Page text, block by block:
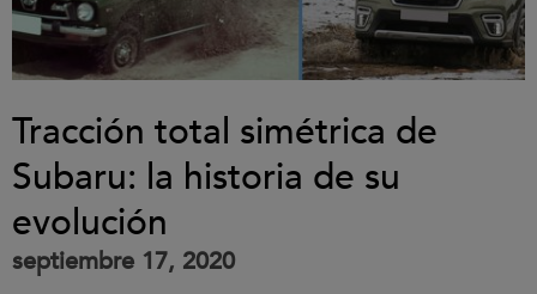
Tracción total simétrica de
Subaru: la historia de su
evolución
septiembre 17, 2020